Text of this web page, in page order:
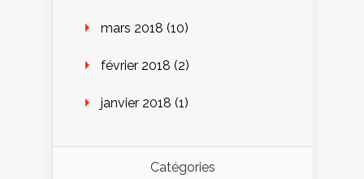
mars 2018 (10)
février 2018 (2)
janvier 2018 (1)
Catégories